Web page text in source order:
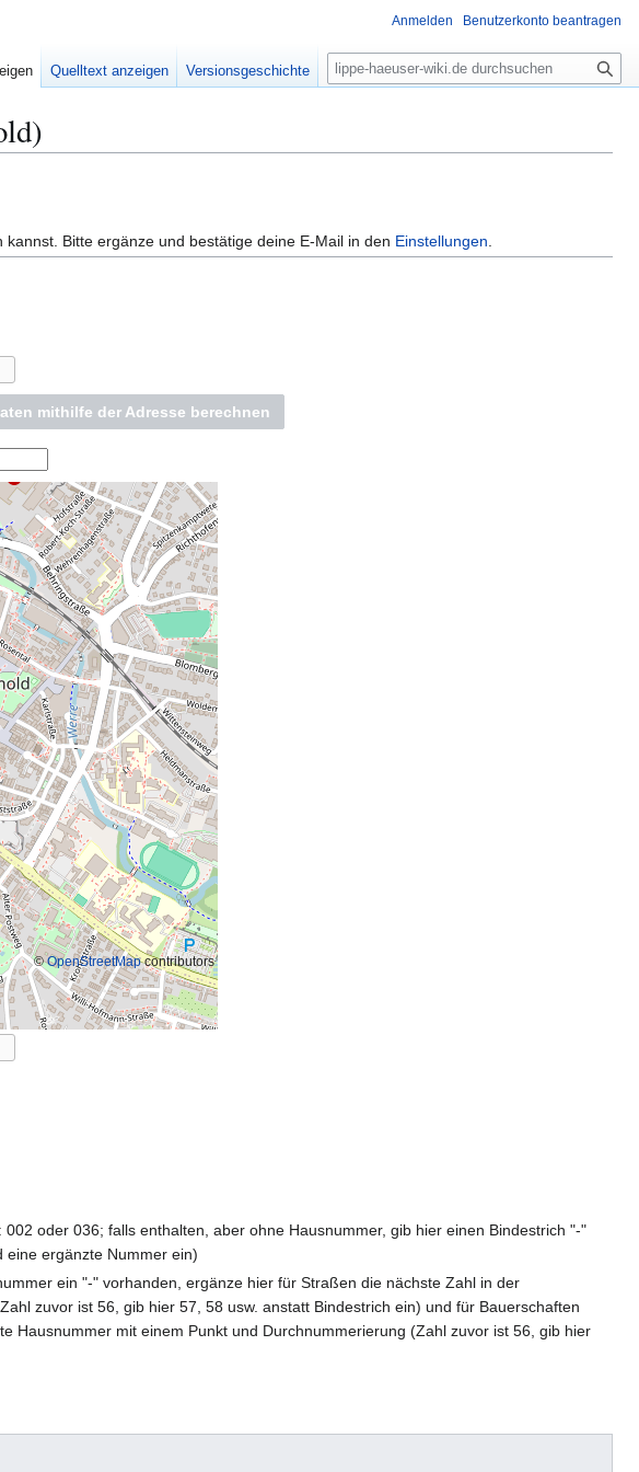
Bitte ergänze und bestätige deine E-Mail in den Einstellungen
mithilfe der Adresse berechnen
©OpenStreetMapcontributors
002 oder 036; falls enthalten, aber ohne Hausnummer, gib hier einen Bindestrich "-"
eine ergänzte Nummer ein)
ein "-" vorhanden, ergänze hier für Straßen die nächste Zahl in der
zuvor ist 56, gib hier 57, 58 usw. anstatt Bindestrich ein) und für Bauerschaften
Hausnummer mit einem Punkt und Durchnummerierung (Zahl zuvor ist 56, gib hier
Anmelden Benutzerkonto beantragen
Quelltext anzeigen Versionsgeschichte
S
u
e